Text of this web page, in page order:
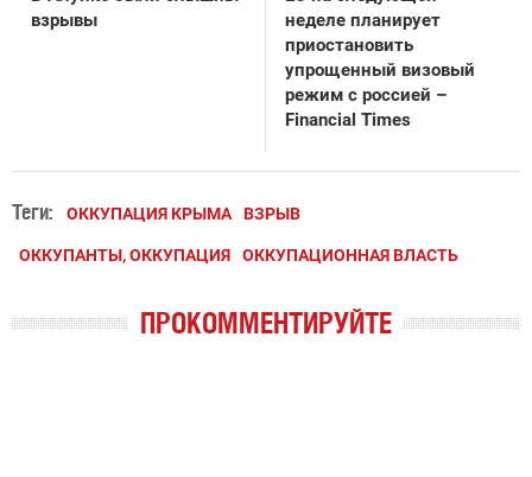
взрывы
неделе планирует
приостановить
упрощенный визовый
режим с россией –
Financial Times
Теги: ОККУПАЦИЯ КРЫМА ВЗРЫВ
ОККУПАНТЫ, ОККУПАЦИЯ ОККУПАЦИОННАЯ ВЛАСТЬ
ПРОКОММЕНТИРУЙТЕ